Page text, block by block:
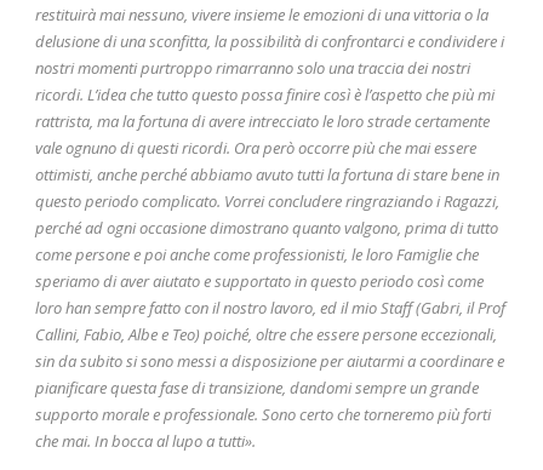
restituirà mai nessuno, vivere insieme le emozioni di una vittoria o la
delusione di una sconfitta, la possibilità di confrontarci e condividere i
nostri momenti purtroppo rimarranno solo una traccia dei nostri
ricordi. L’idea che tutto questo possa finire così è l’aspetto che più mi
rattrista, ma la fortuna di avere intrecciato le loro strade certamente
vale ognuno di questi ricordi. Ora però occorre più che mai essere
ottimisti, anche perché abbiamo avuto tutti la fortuna di stare bene in
questo periodo complicato. Vorrei concludere ringraziando i Ragazzi,
perché ad ogni occasione dimostrano quanto valgono, prima di tutto
come persone e poi anche come professionisti, le loro Famiglie che
speriamo di aver aiutato e supportato in questo periodo così come
loro han sempre fatto con il nostro lavoro, ed il mio Staff (Gabri, il Prof
Callini, Fabio, Albe e Teo) poiché, oltre che essere persone eccezionali,
sin da subito si sono messi a disposizione per aiutarmi a coordinare e
pianificare questa fase di transizione, dandomi sempre un grande
supporto morale e professionale. Sono certo che torneremo più forti
che mai. In bocca al lupo a tutti».